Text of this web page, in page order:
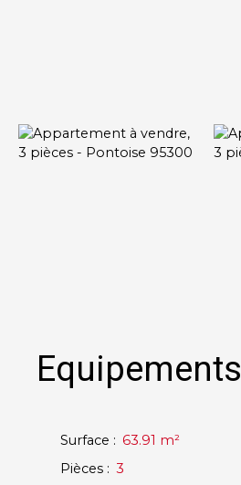
Equipements
Surface : 63.91 m²
Pièces : 3